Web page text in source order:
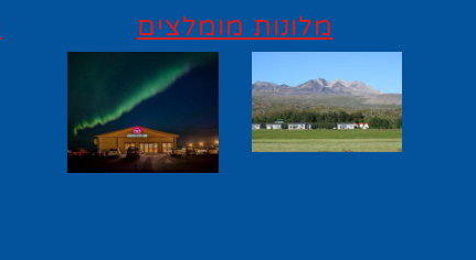
מלונות מומלצים